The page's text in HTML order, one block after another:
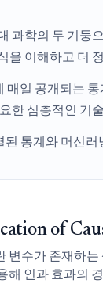
과학의 두 기둥
을 이해하고 더
일 공개되는 통
한 심층적인 기
통계와 머신
of
변수가 존재하
해 인과 효과의